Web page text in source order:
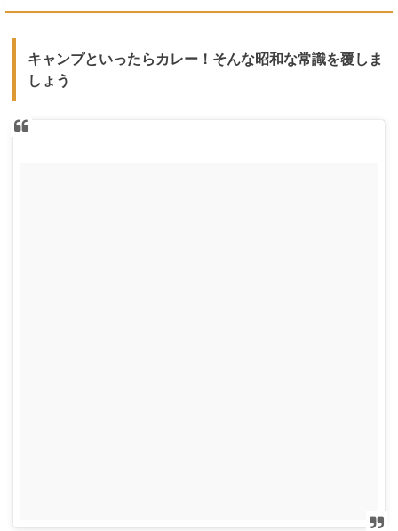
キャンプといったらカレー！そんな昭和な常識を覆しま
しょう